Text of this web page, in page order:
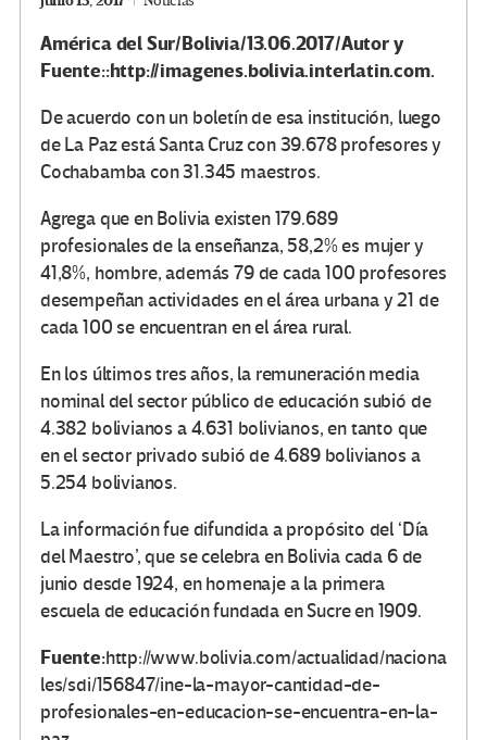
Américadel Sur/Bolivia/13.06.2017/Autor y
Fuente::http://imagenes.bolivia.interlatin.com.
De acuerdo con un boletín de esa institución, luego
de La Paz está Santa Cruz con 39.678 profesores y
Cochabamba con 31.345 maestros.
Agrega que en Bolivia existen 179.689
profesionales de la enseñanza, 58,2% es mujer y
41,8%, hombre, además 79 de cada 100 profesores
desempeñan actividades en el área urbana y 21 de
cada 100 se encuentran en el área rural.
En los últimos tres años, la remuneración media
nominal del sector público de educación subió de
4.382 bolivianos a 4.631 bolivianos, en tanto que
en el sector privado subió de 4.689 bolivianos a
5.254 bolivianos.
La información fue difundida a propósito del ‘Día
del Maestro’, que se celebra en Bolivia cada 6 de
junio desde 1924, en homenaje a la primera
escuela de educación fundada en Sucre en 1909.
Fuente:http://www.bolivia.com/actualidad/naciona
les/sdi/156847/ine-la-mayor-cantidad-de-
profesionales-en-educacion-se-encuentra-en-la-